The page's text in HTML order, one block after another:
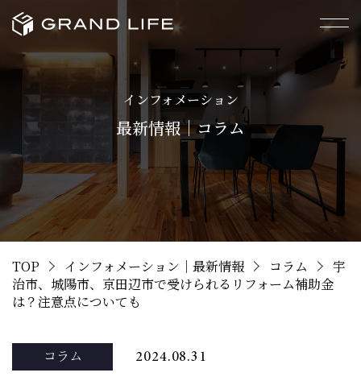
インフォメーション
最新情報｜コラム
TOP インフォメーション｜最新情報 コラム
宇
治市、城陽市、京田辺市で受けられるリフォーム補助金
は？注意点についても
コラム 2024.08.31